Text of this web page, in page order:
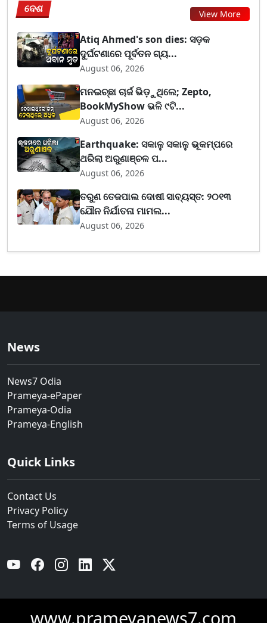
ଦେଶ View More
Atiq Ahmed's son dies: ସଡ଼କ
ଦୁର୍ଘଟଣାରେ ପୂର୍ବତନ ଗ୍ୟ...
August 06, 2026
ମନଇଚ୍ଛା ଚାର୍ଜ ଭିଡ଼ୁଥିଲେ; Zepto,
BookMyShow ଭଳି ୯ଟି...
August 06, 2026
Earthquake: ସକାଳୁ ସକାଳୁ ଭୂକମ୍ପରେ
ଥରିଲା ଅରୁଣାଞ୍ଚଳ ପ...
August 06, 2026
ତରୁଣ ତେଜପାଲ ଦୋଷୀ ସାବ୍ୟସ୍ତ: ୨୦୧୩
ଯୌନ ନିର୍ଯାତନା ମାମଲ...
August 06, 2026
News
News7 Odia
Prameya-ePaper
Prameya-Odia
Prameya-English
Quick Links
Contact Us
Privacy Policy
Terms of Usage
YouTube Facebook Instagram Linkedin
www.prameyanews7.com